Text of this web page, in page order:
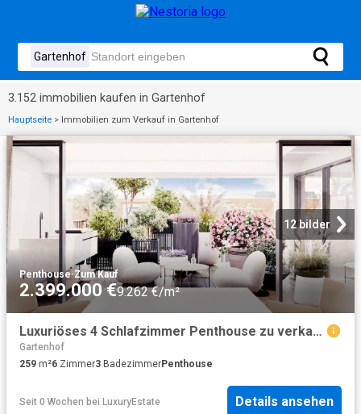
3.152 immobilien kaufen in Gartenhof
Hauptseite > Immobilien zum Verkauf in Gartenhof
12 bilder
Penthouse·Zum Kauf
2.399.000 €9.262 €/m²
Luxuriöses 4 Schlafzimmer Penthouse zu verkaufen Kastanienallee, 2, Berlin
Gartenhof
259 m²6 Zimmer3 BadezimmerPenthouse
Seit 0 Wochen bei LuxuryEstate Details ansehen